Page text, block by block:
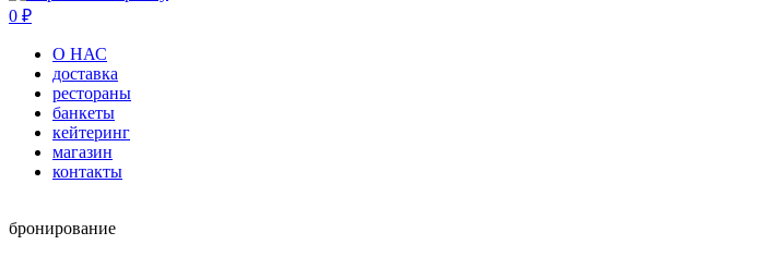
0 ₽
О НАС
доставка
рестораны
банкеты
кейтеринг
магазин
контакты
бронирование